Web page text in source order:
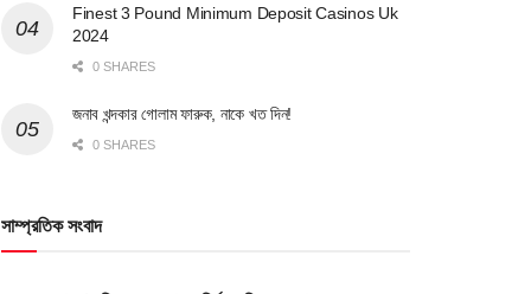
Finest 3 Pound Minimum Deposit Casinos Uk
2024
0 SHARES
জনাব খন্দকার গোলাম ফারুক, নাকে খত দিন!
0 SHARES
সাম্প্রতিক সংবাদ